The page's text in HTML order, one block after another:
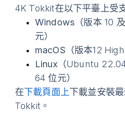
4K Tokkit在以下平臺上受
Windows （版本 10
元）
macOS （版本12
Linux（Ubuntu
64 位元）
在下載頁面上下載並安裝
Tokkit。